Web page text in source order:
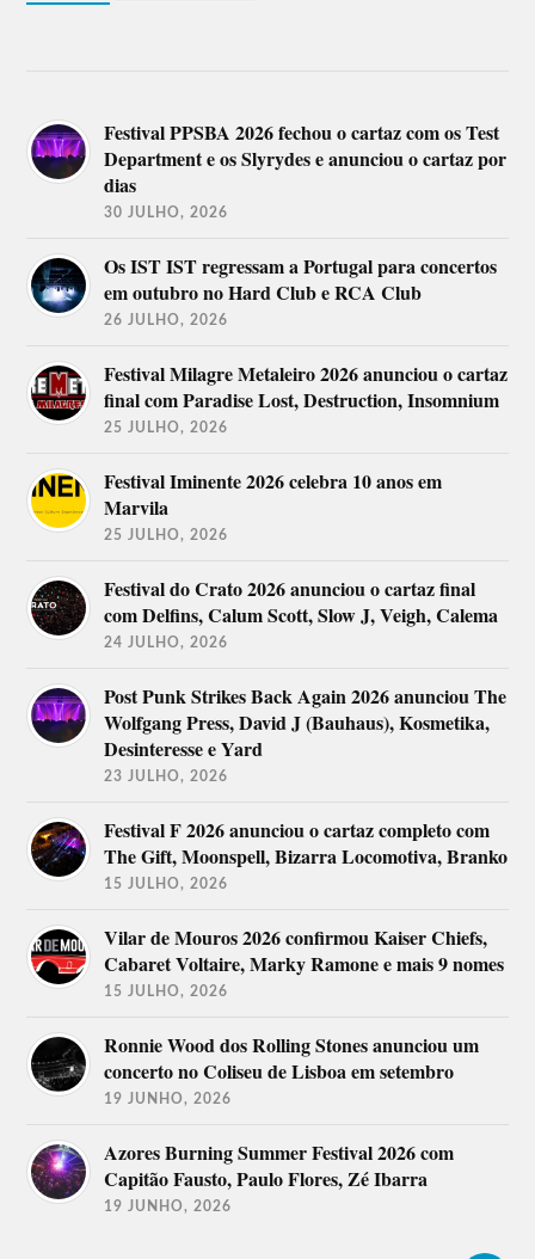
Festival PPSBA 2026 fechou o cartaz com os Test
Department e os Slyrydes e anunciou o cartaz por
dias
30 JULHO, 2026
Os IST IST regressam a Portugal para concertos
em outubro no Hard Club e RCA Club
26 JULHO, 2026
Festival Milagre Metaleiro 2026 anunciou o cartaz
final com Paradise Lost, Destruction, Insomnium
25 JULHO, 2026
Festival Iminente 2026 celebra 10 anos em
Marvila
25 JULHO, 2026
Festival do Crato 2026 anunciou o cartaz final
com Delfins, Calum Scott, Slow J, Veigh, Calema
24 JULHO, 2026
Post Punk Strikes Back Again 2026 anunciou The
Wolfgang Press, David J (Bauhaus), Kosmetika,
Desinteresse e Yard
23 JULHO, 2026
Festival F 2026 anunciou o cartaz completo com
The Gift, Moonspell, Bizarra Locomotiva, Branko
15 JULHO, 2026
Vilar de Mouros 2026 confirmou Kaiser Chiefs,
Cabaret Voltaire, Marky Ramone e mais 9 nomes
15 JULHO, 2026
Ronnie Wood dos Rolling Stones anunciou um
concerto no Coliseu de Lisboa em setembro
19 JUNHO, 2026
Azores Burning Summer Festival 2026 com
Capitão Fausto, Paulo Flores, Zé Ibarra
19 JUNHO, 2026